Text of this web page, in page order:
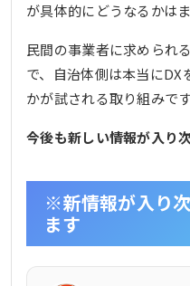
が具体的にどうなるかは
民間の事業者に求められ
で、自治体側は本当にDX
かが試される取り組みです
今後も新しい情報が入り
※新情報が入り
ます